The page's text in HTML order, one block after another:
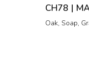
CH78 |
Oak, Soap,